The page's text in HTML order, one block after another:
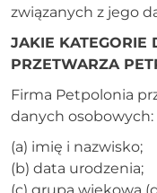
związanych z jego
JAKIE KATEGORIE
PRZETWARZA
Firma Petpolonia
danych osobowych:
(a) imię i nazwisko;
(b) data urodzenia;